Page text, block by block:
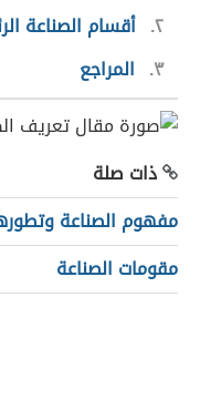
٢ أقسام الصناعة
٣
المراجع
ذات صلة
مفهوم الصناعة
مقومات الصناعة